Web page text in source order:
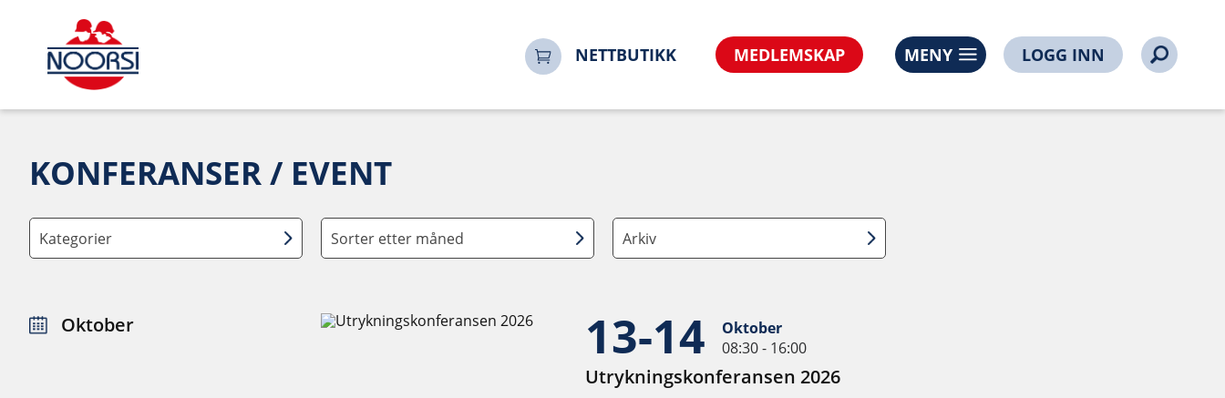
NETTBUTIKK MEDLEMSKAP MENY LOGG INN
KONFERANSER / EVENT
Kategorier Sorter etter måned Arkiv
Oktober 13-14
Oktober
08:30 - 16:00
Utrykningskonferansen 2026